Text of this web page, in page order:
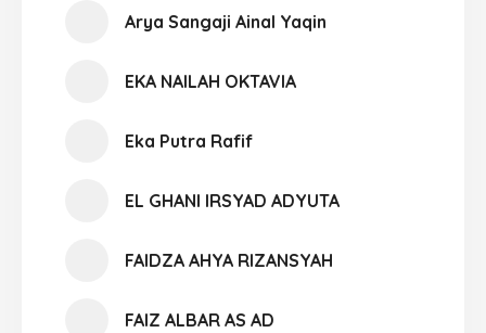
Arya Sangaji Ainal Yaqin
EKA NAILAH OKTAVIA
Eka Putra Rafif
EL GHANI IRSYAD ADYUTA
FAIDZA AHYA RIZANSYAH
FAIZ ALBAR AS AD